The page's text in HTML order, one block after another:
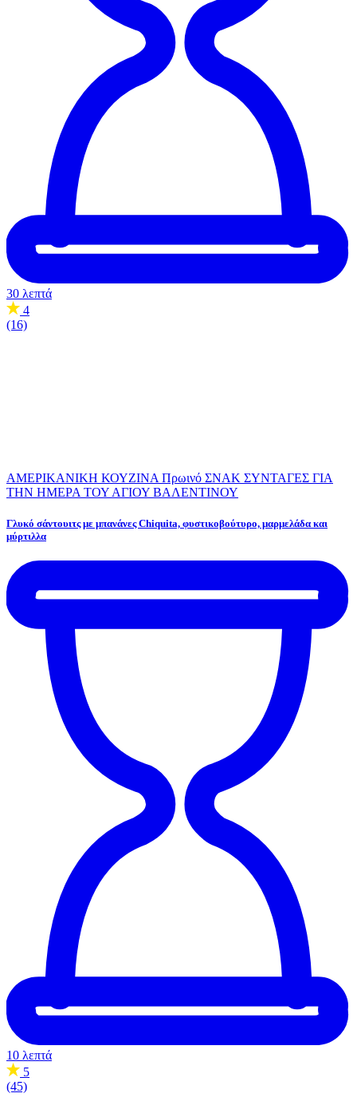
30 λεπτά
4
(16)
ΑΜΕΡΙΚΑΝΙΚΗ ΚΟΥΖΙΝΑ Πρωινό ΣΝΑΚ ΣΥΝΤΑΓΕΣ ΓΙΑ
ΤΗΝ ΗΜΕΡΑ ΤΟΥ ΑΓΙΟΥ ΒΑΛΕΝΤΙΝΟΥ
Γλυκό σάντουιτς με μπανάνες Chiquita, φυστικοβούτυρο, μαρμελάδα και
μύρτιλλα
10 λεπτά
5
(45)